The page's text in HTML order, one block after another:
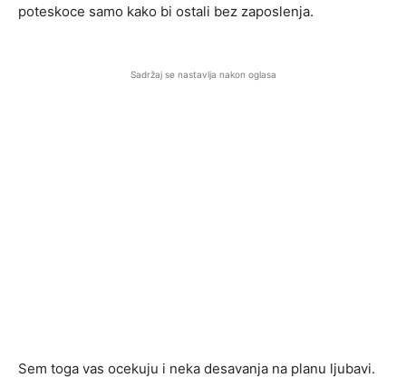
poteskoce samo kako bi ostali bez zaposlenja.
Sadržaj se nastavlja nakon oglasa
Sem toga vas ocekuju i neka desavanja na planu ljubavi.